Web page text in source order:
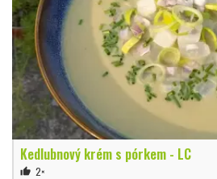
Kedlubnový krém s pórkem - LC
thumb_up 2×